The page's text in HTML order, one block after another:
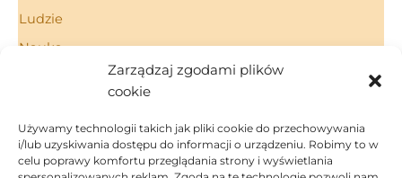
Zarządzaj zgodami plików
cookie
Używamy technologii takich jak pliki cookie do przechowywania
i/lub uzyskiwania dostępu do informacji o urządzeniu. Robimy to w
celu poprawy komfortu przeglądania strony i wyświetlania
Ludzie
Nauka